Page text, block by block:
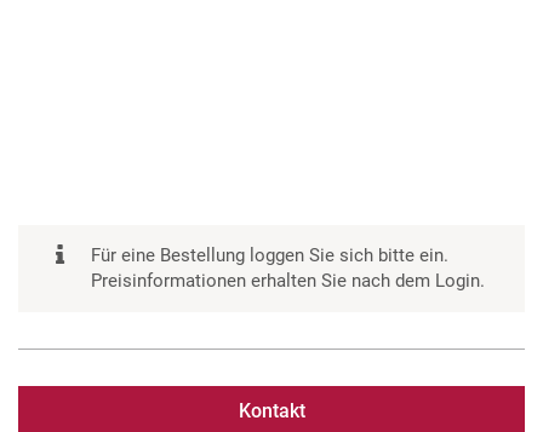
Für eine Bestellung loggen Sie sich bitte ein.
Preisinformationen erhalten Sie nach dem Login.
Kontakt